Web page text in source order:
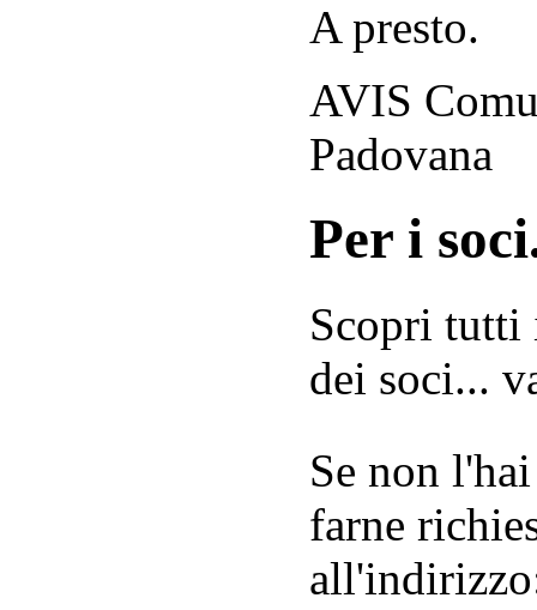
A presto.
AVIS
Padovana
Per i
Scopri tutti
dei soci...
Se non
farne